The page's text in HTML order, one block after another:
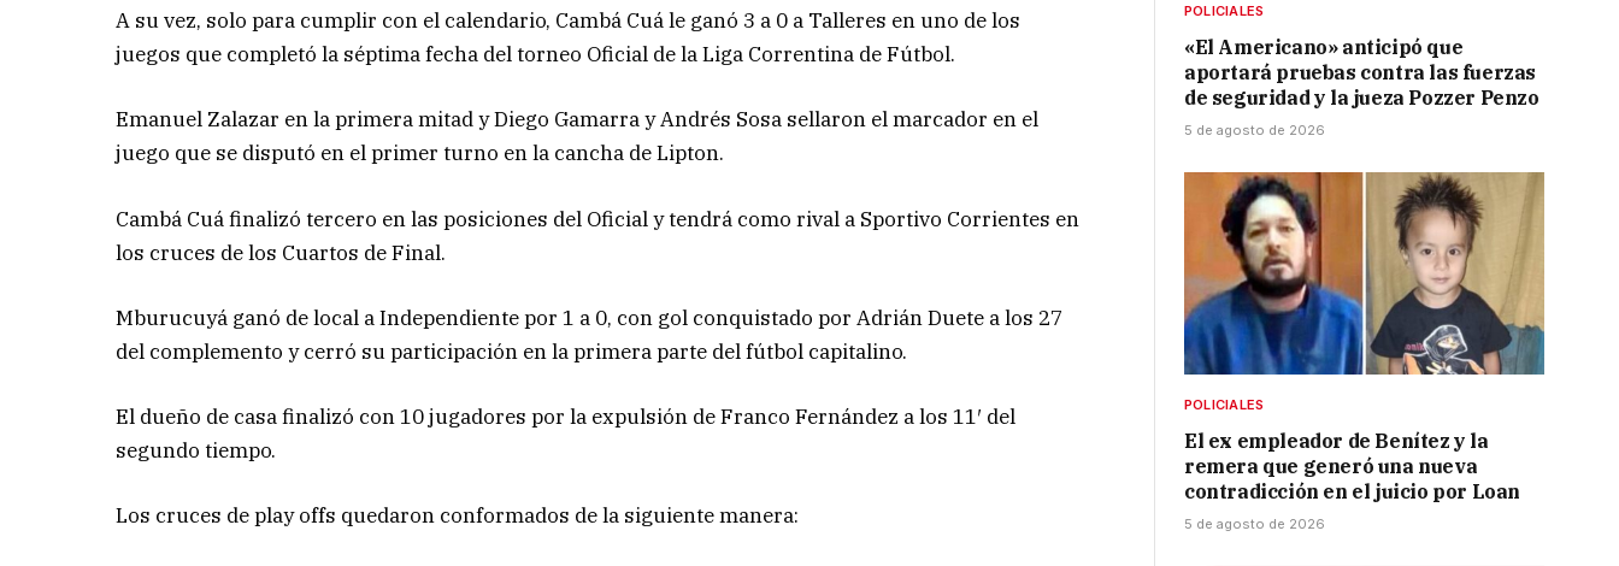
A su vez, solo para cumplir con el calendario, Cambá Cuá le ganó 3 a 0 a Talleres en uno de los
juegos que completó la séptima fecha del torneo Oficial de la Liga Correntina de Fútbol.
Emanuel Zalazar en la primera mitad y Diego Gamarra y Andrés Sosa sellaron el marcador en el
juego que se disputó en el primer turno en la cancha de Lipton.
Cambá Cuá finalizó tercero en las posiciones del Oficial y tendrá como rival a Sportivo Corrientes en
los cruces de los Cuartos de Final.
Mburucuyá ganó de local a Independiente por 1 a 0, con gol conquistado por Adrián Duete a los 27
del complemento y cerró su participación en la primera parte del fútbol capitalino.
El dueño de casa finalizó con 10 jugadores por la expulsión de Franco Fernández a los 11′ del
segundo tiempo.
Los cruces de play offs quedaron conformados de la siguiente manera:
POLICIALES
«El Americano» anticipó que
aportará pruebas contra las fuerzas
de seguridad y la jueza Pozzer Penzo
5 de agosto de 2026
POLICIALES
El ex empleador de Benítez y la
remera que generó una nueva
contradicción en el juicio por Loan
5 de agosto de 2026